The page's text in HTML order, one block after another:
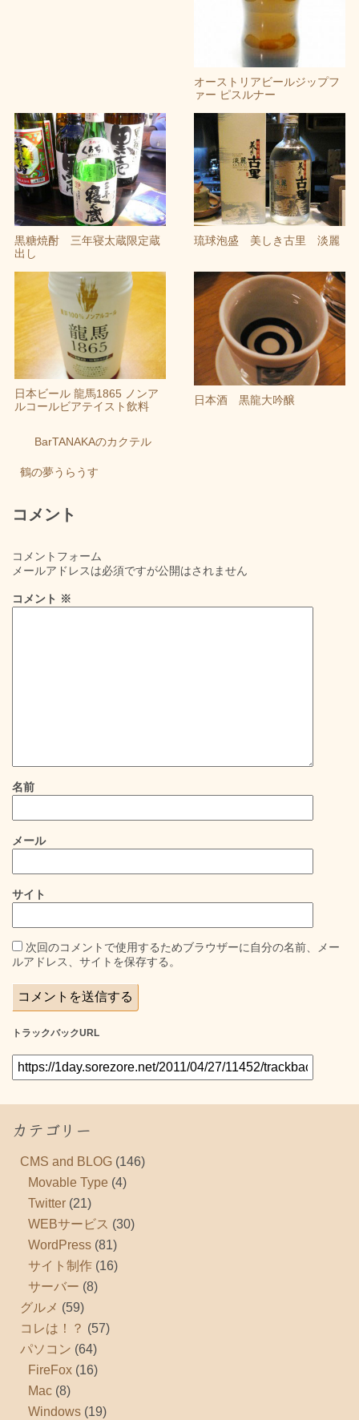
オーストリアビールジップフ
ァー ピスルナー
黒糖焼酎 三年寝太蔵限定蔵
出し
琉球泡盛 美しき古里 淡麗
日本ビール 龍馬1865 ノンア
ルコールビアテイスト飲料
日本酒 黒龍大吟醸
BarTANAKAのカクテル
鶴の夢うらうす
コメント
コメントフォーム
メールアドレスは必須ですが公開はされません
コメント ※
名前
メール
サイト
次回のコメントで使用するためブラウザーに自分の名前、メー
ルアドレス、サイトを保存する。
トラックバックURL
カテゴリー
CMS and BLOG (146)
Movable Type (4)
Twitter (21)
WEBサービス (30)
WordPress (81)
サイト制作 (16)
サーバー (8)
グルメ (59)
コレは！？ (57)
パソコン (64)
FireFox (16)
Mac (8)
Windows (19)